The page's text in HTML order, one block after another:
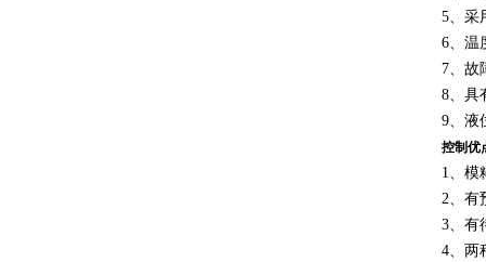
5、采
6、温
7、故
8、具
9、液
控制优
1、模
2、有
3、有
4、两